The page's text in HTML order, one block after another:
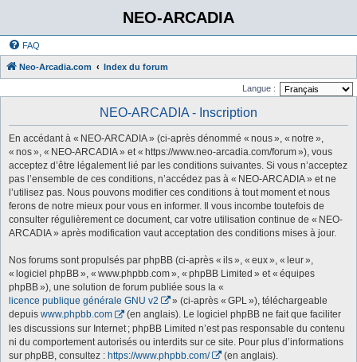
NEO-ARCADIA
FAQ
Neo-Arcadia.com Index du forum
Langue :
NEO-ARCADIA - Inscription
En accédant à « NEO-ARCADIA » (ci-après dénommé « nous », « notre »,
« nos », « NEO-ARCADIA » et « https://www.neo-arcadia.com/forum »), vous
acceptez d’être légalement lié par les conditions suivantes. Si vous n’acceptez
pas l’ensemble de ces conditions, n’accédez pas à « NEO-ARCADIA » et ne
l’utilisez pas. Nous pouvons modifier ces conditions à tout moment et nous
ferons de notre mieux pour vous en informer. Il vous incombe toutefois de
consulter régulièrement ce document, car votre utilisation continue de « NEO-
ARCADIA » après modification vaut acceptation des conditions mises à jour.
Nos forums sont propulsés par phpBB (ci-après « ils », « eux », « leur »,
« logiciel phpBB », « www.phpbb.com », « phpBB Limited » et « équipes
phpBB »), une solution de forum publiée sous la «
licence publique générale GNU v2
» (ci-après « GPL »), téléchargeable
depuis www.phpbb.com
(en anglais). Le logiciel phpBB ne fait que faciliter
les discussions sur Internet ; phpBB Limited n’est pas responsable du contenu
ni du comportement autorisés ou interdits sur ce site. Pour plus d’informations
sur phpBB, consultez : https://www.phpbb.com/ (en anglais).